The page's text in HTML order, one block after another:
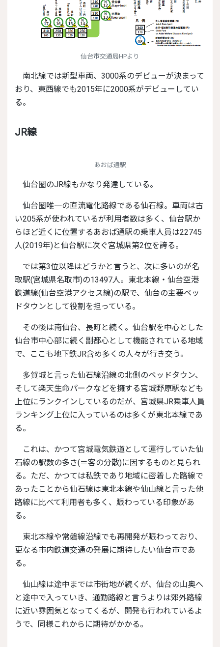
仙台市交通局HPより
南北線では新型車両、3000系のデビューが決まって
おり、東西線でも2015年に2000系がデビューしてい
る。
JR線
あおば通駅
仙台圏のJR線もかなり発達している。
仙台圏唯一の直流電化路線である仙石線。車両は古
い205系が使われているが利用者数は多く、仙台駅か
らほど近くに位置するあおば通駅の乗車人員は22745
人(2019年)と仙台駅に次ぐ宮城県第2位を誇る。
では第3位以降はどうかと言うと、次に多いのが名
取駅(宮城県名取市)の13497人。東北本線・仙台空港
鉄道線(仙台空港アクセス線)の駅で、仙台の主要ベッ
ドタウンとして役割を担っている。
その後は南仙台、長町と続く。仙台駅を中心とした
仙台市中心部に続く副都心として機能されている地域
で、ここも地下鉄JR含め多くの人々が行き交う。
多賀城と言った仙石線沿線の北側のベッドタウン、
そして楽天生命パークなどを擁する宮城野原駅なども
上位にランクインしているのだが、宮城県JR乗車人員
ランキング上位に入っているのは多くが東北本線であ
る。
これは、かつて宮城電気鉄道として運行していた仙
石線の駅数の多さ(＝客の分散)に因するものと見られ
る。ただ、かつては私鉄であり地域に密着した路線で
あったことから仙石線は東北本線や仙山線と言った他
路線に比べて利用者も多く、賑わっている印象があ
る。
東北本線や常磐線沿線でも再開発が賑わっており、
更なる市内鉄道交通の発展に期待したい仙台市であ
る。
仙山線は途中までは市街地が続くが、仙台の山奥へ
と途中で入っていき、通勤路線と言うよりは郊外路線
に近い雰囲気となってくるが、開発も行われているよ
うで、同様これからに期待がかかる。